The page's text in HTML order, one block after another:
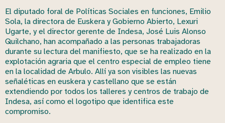
El diputado foral de Políticas Sociales en funciones, Emilio
Sola, la directora de Euskera y Gobierno Abierto, Lexuri
Ugarte, y el director gerente de Indesa, José Luis Alonso
Quilchano, han acompañado a las personas trabajadoras
durante su lectura del manifiesto, que se ha realizado en la
explotación agraria que el centro especial de empleo tiene
en la localidad de Arbulo. Allí ya son visibles las nuevas
señaléticas en euskera y castellano que se están
extendiendo por todos los talleres y centros de trabajo de
Indesa, así como el logotipo que identifica este
compromiso.